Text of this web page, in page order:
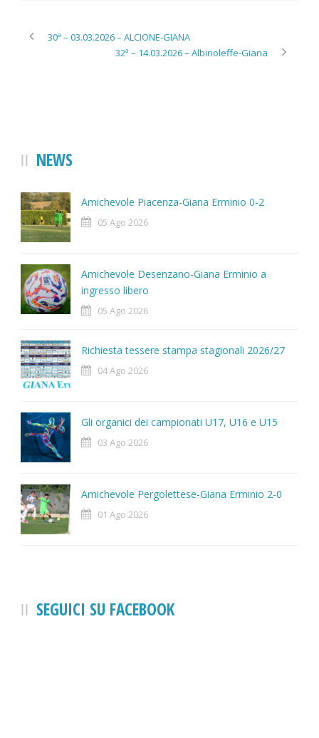
30ª – 03.03.2026 – ALCIONE-GIANA
32ª – 14.03.2026 – Albinoleffe-Giana
NEWS
Amichevole Piacenza-Giana Erminio 0-2
05 Ago 2026
Amichevole Desenzano-Giana Erminio a
ingresso libero
05 Ago 2026
Richiesta tessere stampa stagionali 2026/27
04 Ago 2026
Gli organici dei campionati U17, U16 e U15
03 Ago 2026
Amichevole Pergolettese-Giana Erminio 2-0
01 Ago 2026
SEGUICI SU FACEBOOK